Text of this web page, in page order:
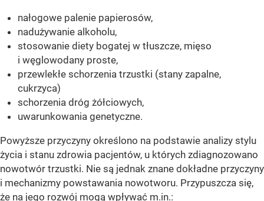
nałogowe palenie papierosów,
nadużywanie alkoholu,
stosowanie diety bogatej w tłuszcze, mięso
i węglowodany proste,
przewlekłe schorzenia trzustki (stany zapalne,
cukrzyca)
schorzenia dróg żółciowych,
uwarunkowania genetyczne.
Powyższe przyczyny określono na podstawie analizy stylu
życia i stanu zdrowia pacjentów, u których zdiagnozowano
nowotwór trzustki. Nie są jednak znane dokładne przyczyny
i mechanizmy powstawania nowotworu. Przypuszcza się,
że na jego rozwój mogą wpływać m.in.: